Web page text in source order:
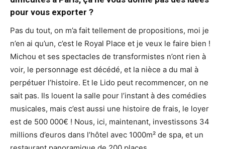
pour vous exporter ?
Pas du tout, on m’a fait tellement de propositions, moi je
n’en ai qu’un, c’est le Royal Place et je veux le faire bien !
Michou et ses spectacles de transformistes n’ont rien à
voir, le personnage est décédé, et la nièce a du mal à
perpétuer l’histoire. Et le Lido peut recommencer, on ne
sait pas. Ils louent la salle pour l’instant à des comédies
musicales, mais c’est aussi une histoire de frais, le loyer
est de 500 000€ ! Nous, ici, maintenant, investissons 34
millions d’euros dans l’hôtel avec 1000m² de spa, et un